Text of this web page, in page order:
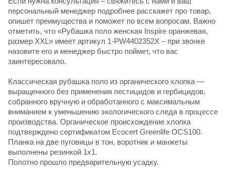
персональный менеджер подробнее расскажет про товар,
опишет преимущества и поможет по всем вопросам. Важно
отметить, что «Рубашка поло женская Inspire оранжевая,
размер XXL» имеет артикул 1-PW4402352X – при звонке
назовите его и менеджер быстро поймет, что вас
заинтересовало.
Классическая рубашка поло из органического хлопка —
выращенного без применения пестицидов и гербицидов,
собранного вручную и обработанного с максимальным
вниманием к уменьшению экологического следа в процессе
производства. Органическое происхождение хлопка
подтверждено сертификатом Ecocert Greenlife OCS100.
Планка на две пуговицы в тон, воротник и манжеты
выполнены резинкой 1х1.
Полотно прошло предварительную усадку.